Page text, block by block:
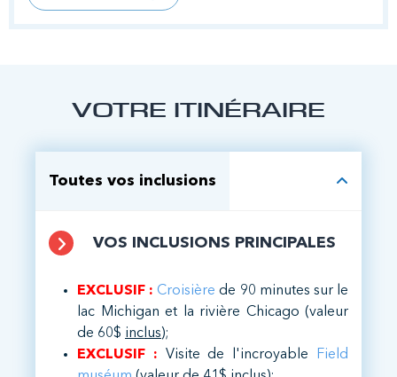
VOTRE ITINÉRAIRE
Toutes vos inclusions
VOS INCLUSIONS PRINCIPALES
EXCLUSIF : Croisière de 90 minutes sur le
lac Michigan et la rivière Chicago (valeur
de 60$ inclus);
EXCLUSIF : Visite de l'incroyable
Field